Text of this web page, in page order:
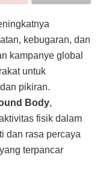
kebugaran, dan
kampanye global
untuk
pikiran.
Body,
fisik dalam
dan rasa percaya
terpancar